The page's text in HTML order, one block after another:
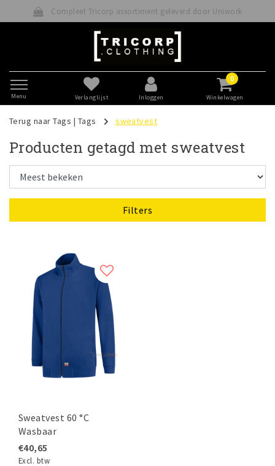
Compleet Tricorp assortiment geleverd door Uniwork
Menu Verlanglijst Inloggen
0
Winkelwagen
Terug naar Tags | Tags sweatvest
Producten getagd met sweatvest
Filters
Sweatvest 60 °C
Wasbaar
€40,65
Excl. btw